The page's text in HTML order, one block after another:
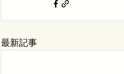
最新記事